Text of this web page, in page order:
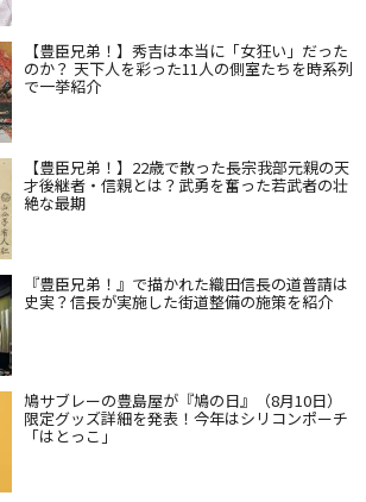
【豊臣兄弟！】秀吉は本当に「女狂い」だった
のか？ 天下人を彩った11人の側室たちを時系列
で一挙紹介
【豊臣兄弟！】22歳で散った長宗我部元親の天
才後継者・信親とは？武勇を奮った若武者の壮
絶な最期
『豊臣兄弟！』で描かれた織田信長の道普請は
史実？信長が実施した街道整備の施策を紹介
鳩サブレーの豊島屋が『鳩の日』（8月10日）
限定グッズ詳細を発表！今年はシリコンポーチ
「はとっこ」